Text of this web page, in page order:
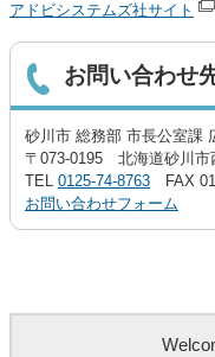
アドビシステムズ社サイト
お問い合わせ
砂川市 総務部 市長公室課
〒073-0195 北海道砂川市
TEL 0125-74-8763 FAX
お問い合わせフォーム